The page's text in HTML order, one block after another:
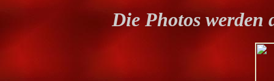
Die Photos